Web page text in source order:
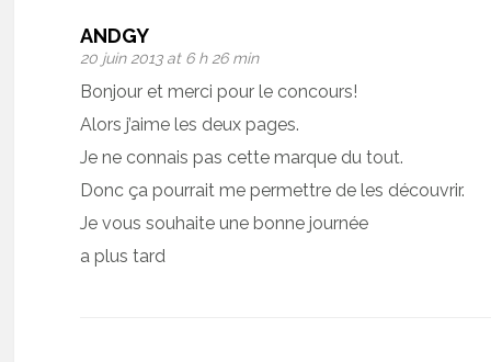
ANDGY
20 juin 2013 at 6 h 26 min
Bonjour et merci pour le concours!
Alors j’aime les deux pages.
Je ne connais pas cette marque du tout.
Donc ça pourrait me permettre de les découvrir.
Je vous souhaite une bonne journée
a plus tard